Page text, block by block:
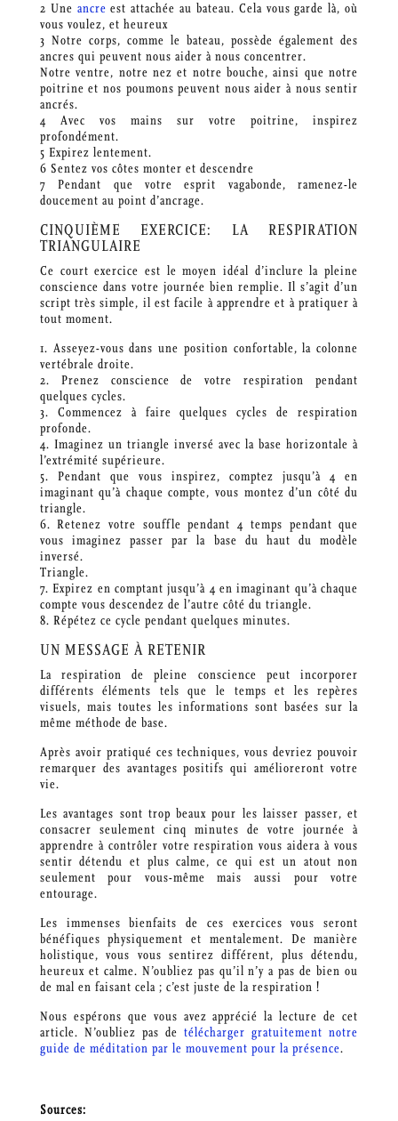
2 Une ancre est attachée au bateau. Cela vous garde là, où
vous voulez, et heureux
3 Notre corps, comme le bateau, possède également des
ancres qui peuvent nous aider à nous concentrer.
Notre ventre, notre nez et notre bouche, ainsi que notre
poitrine et nos poumons peuvent nous aider à nous sentir
ancrés.
4 Avec vos mains sur votre poitrine, inspirez
profondément.
5 Expirez lentement.
6 Sentez vos côtes monter et descendre
7 Pendant que votre esprit vagabonde, ramenez-le
doucement au point d’ancrage.
CINQUIÈME EXERCICE: LA RESPIRATION
TRIANGULAIRE
Ce court exercice est le moyen idéal d’inclure la pleine
conscience dans votre journée bien remplie. Il s’agit d’un
script très simple, il est facile à apprendre et à pratiquer à
tout moment.
1. Asseyez-vous dans une position confortable, la colonne
vertébrale droite.
2. Prenez conscience de votre respiration pendant
quelques cycles.
3. Commencez à faire quelques cycles de respiration
profonde.
4. Imaginez un triangle inversé avec la base horizontale à
l’extrémité supérieure.
5. Pendant que vous inspirez, comptez jusqu’à 4 en
imaginant qu’à chaque compte, vous montez d’un côté du
triangle.
6. Retenez votre souffle pendant 4 temps pendant que
vous imaginez passer par la base du haut du modèle
inversé.
Triangle.
7. Expirez en comptant jusqu’à 4 en imaginant qu’à chaque
compte vous descendez de l’autre côté du triangle.
8. Répétez ce cycle pendant quelques minutes.
UN MESSAGE À RETENIR
La respiration de pleine conscience peut incorporer
différents éléments tels que le temps et les repères
visuels, mais toutes les informations sont basées sur la
même méthode de base.
Après avoir pratiqué ces techniques, vous devriez pouvoir
remarquer des avantages positifs qui amélioreront votre
vie.
Les avantages sont trop beaux pour les laisser passer, et
consacrer seulement cinq minutes de votre journée à
apprendre à contrôler votre respiration vous aidera à vous
sentir détendu et plus calme, ce qui est un atout non
seulement pour vous-même mais aussi pour votre
entourage.
Les immenses bienfaits de ces exercices vous seront
bénéfiques physiquement et mentalement. De manière
holistique, vous vous sentirez différent, plus détendu,
heureux et calme. N’oubliez pas qu’il n’y a pas de bien ou
de mal en faisant cela ; c’est juste de la respiration !
Nous espérons que vous avez apprécié la lecture de cet
article. N’oubliez pas detélécharger gratuitement notre
guide de méditation par le mouvement pour la présence.
Sources: